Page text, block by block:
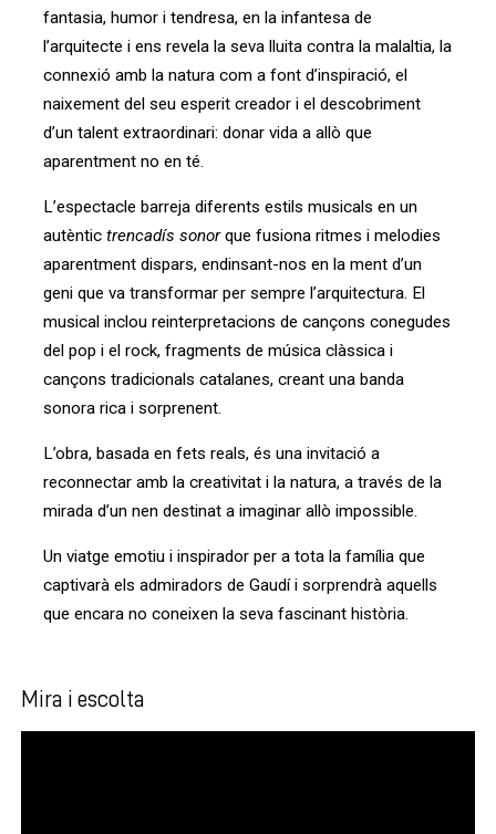
fantasia, humor i tendresa, en la infantesa de
l’arquitecte i ens revela la seva lluita contra la malaltia, la
connexió amb la natura com a font d’inspiració, el
naixement del seu esperit creador i el descobriment
d’un talent extraordinari: donar vida a allò que
aparentment no en té.
L’espectacle barreja diferents estils musicals en un
autèntic trencadís sonorque fusiona ritmes i melodies
aparentment dispars, endinsant-nos en la ment d’un
geni que va transformar per sempre l’arquitectura. El
musical inclou reinterpretacions de cançons conegudes
del pop i el rock, fragments de música clàssica i
cançons tradicionals catalanes, creant una banda
sonora rica i sorprenent.
L’obra, basada en fets reals, és una invitació a
reconnectar amb la creativitat i la natura, a través de la
mirada d’un nen destinat a imaginar allò impossible.
Un viatge emotiu i inspirador per a tota la família que
captivarà els admiradors de Gaudí i sorprendrà aquells
que encara no coneixen la seva fascinant història.
Mira i escolta